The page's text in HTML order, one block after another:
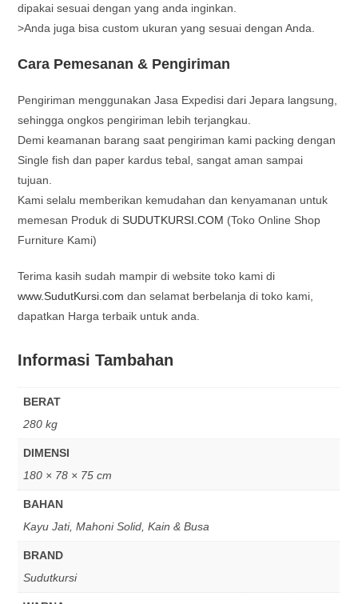
dipakai sesuai dengan yang anda inginkan.
>Anda juga bisa custom ukuran yang sesuai dengan Anda.
Cara Pemesanan & Pengiriman
Pengiriman menggunakan Jasa Expedisi dari Jepara langsung,
sehingga ongkos pengiriman lebih terjangkau.
Demi keamanan barang saat pengiriman kami packing dengan
Single fish dan paper kardus tebal, sangat aman sampai
tujuan.
Kami selalu memberikan kemudahan dan kenyamanan untuk
memesan Produk diSUDUTKURSI.COM (Toko Online Shop
Furniture Kami)
Terima kasih sudah mampir di website toko kami di
www.SudutKursi.com dan selamat berbelanja di toko kami,
dapatkan Harga terbaik untuk anda.
Informasi Tambahan
BERAT
280 kg
DIMENSI
180 × 78 × 75 cm
BAHAN
Kayu Jati, Mahoni Solid, Kain & Busa
BRAND
Sudutkursi